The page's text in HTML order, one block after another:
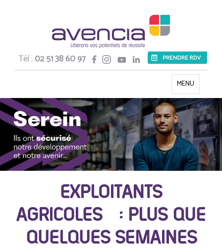
Tél :02 51 38 60 97
Toggle
navigation
MENU
EXPLOITANTS
AGRICOLES : PLUS QUE
QUELQUES SEMAINES